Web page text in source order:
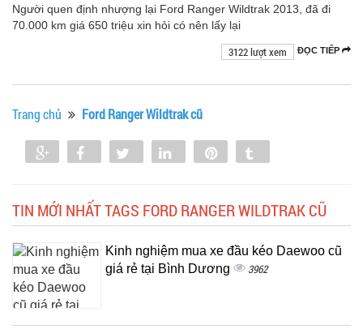
Người quen định nhượng lại Ford Ranger Wildtrak 2013, đã đi
70.000 km giá 650 triệu xin hỏi có nên lấy lại
ĐỌC TIẾP
3122 lượt xem
Trang chủ Ford Ranger Wildtrak cũ
Share Share Tweet Share
TIN MỚI NHẤT TAGS FORD RANGER WILDTRAK CŨ
Kinh nghiệm mua xe đầu kéo Daewoo cũ
giá rẻ tại Bình Dương
3962